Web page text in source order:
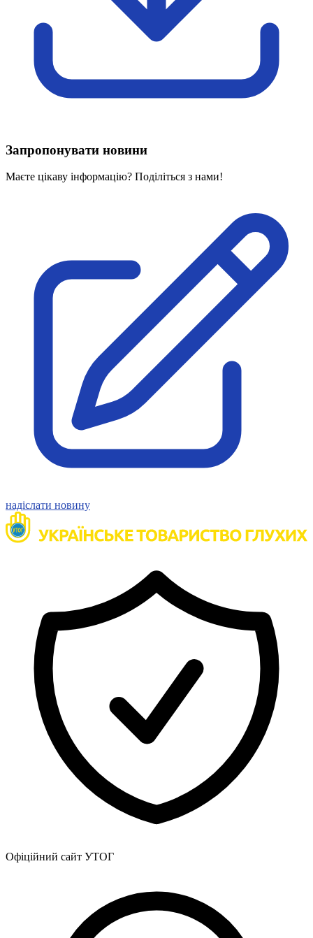
Харківська область
Херсонська область
Хмельницька область
Вивчаємо жестову мову
Дитяча сторінка
Новини про жестову мову
Проєкт "Жестова мова для поліцейських"
На допомогу військовим
Медична термінологія жестовою мовою
Нормативна база УТОГ
Конвенція ООН
Законодавство
Декларації
Документи ВФГ
Міжнародні документи
Запропонувати новини
Маєте цікаву інформацію? Поділіться з нами!
надіслати новину
Офіційний сайт УТОГ